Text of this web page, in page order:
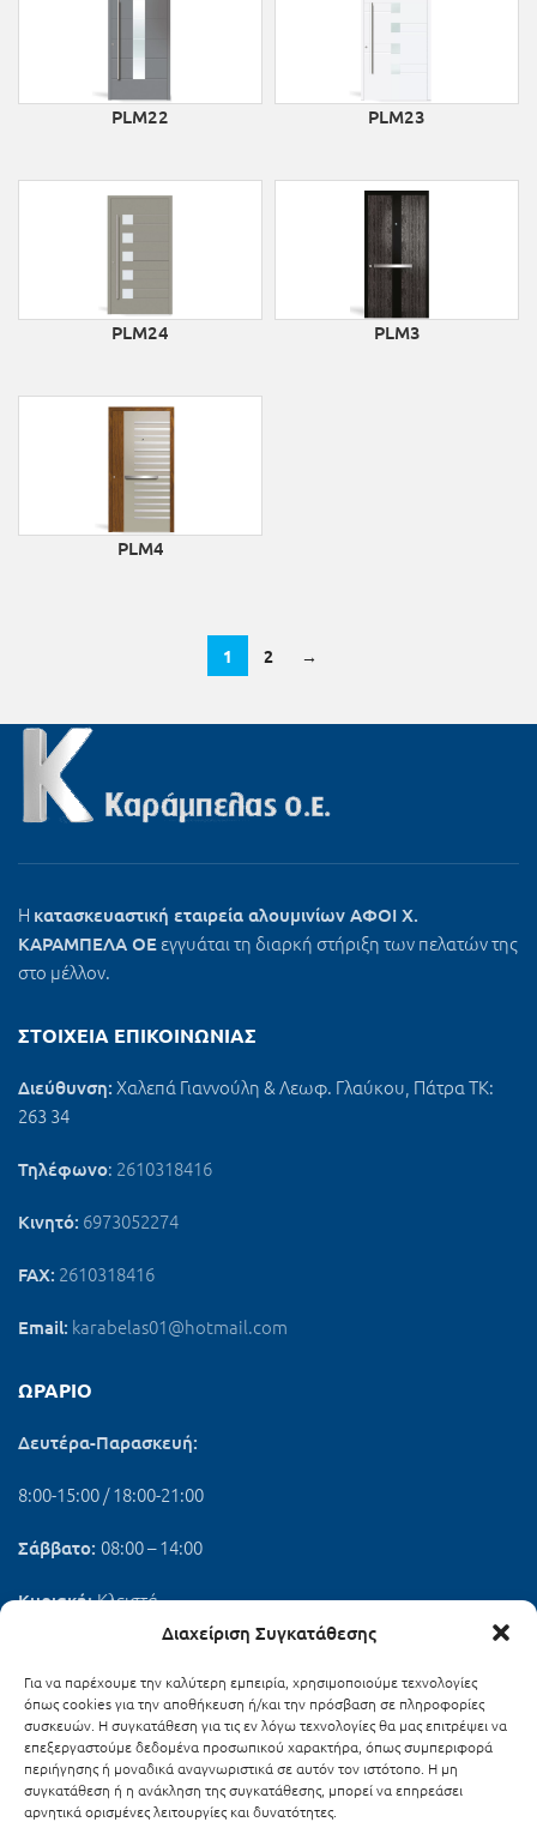
Διαχείριση Συγκατάθεσης
Για να παρέχουμε την καλύτερη εμπειρία, χρησιμοποιούμε τεχνολογίες
όπως cookies για την αποθήκευση ή/και την πρόσβαση σε πληροφορίες
συσκευών. Η συγκατάθεση για τις εν λόγω τεχνολογίες θα μας επιτρέψει να
επεξεργαστούμε δεδομένα προσωπικού χαρακτήρα, όπως συμπεριφορά
περιήγησης ή μοναδικά αναγνωριστικά σε αυτόν τον ιστότοπο. Η μη
συγκατάθεση ή η ανάκληση της συγκατάθεσης, μπορεί να επηρεάσει
αρνητικά ορισμένες λειτουργίες και δυνατότητες.
PLM22 PLM23
PLM24 PLM3
PLM4
1 2 →
Η κατασκευαστική εταιρεία αλουμινίων ΑΦΟΙ Χ.
ΚΑΡΑΜΠΕΛΑ ΟΕ εγγυάται τη διαρκή στήριξη των πελατών της
στο μέλλον.
ΣΤΟΙΧΕΊΑ ΕΠΙΚΟΙΝΩΝΊΑΣ
Διεύθυνση: Χαλεπά Γιαννούλη & Λεωφ. Γλαύκου, Πάτρα ΤΚ:
263 34
Τηλέφωνο: 2610318416
Κινητό: 6973052274
FAX: 2610318416
Email: karabelas01@hotmail.com
ΩΡΆΡΙΟ
Δευτέρα-Παρασκευή:
8:00-15:00 / 18:00-21:00
Σάββατο: 08:00 – 14:00
Κυριακή:Κλειστά
Ενημερωθείτε πρώτοι για τα νέα και τις προσφορές μας!
Email address: